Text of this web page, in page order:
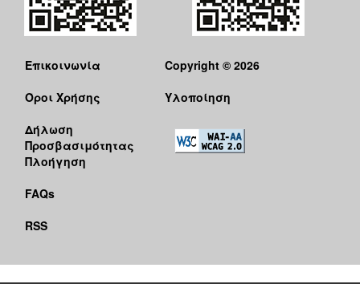
Επικοινωνία
Όροι Χρήσης
Δήλωση
Προσβασιμότητας
Πλοήγηση
FAQs
RSS
Copyright © 2026
Υλοποίηση